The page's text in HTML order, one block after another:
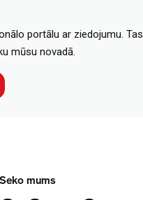
portālu ar ziedojumu. Tas
mūsu novadā.
Seko mums